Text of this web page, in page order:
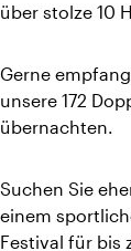
über stolze 10
Gerne
unsere 172
übernachten.
Suchen Sie
einem
Festival für bis